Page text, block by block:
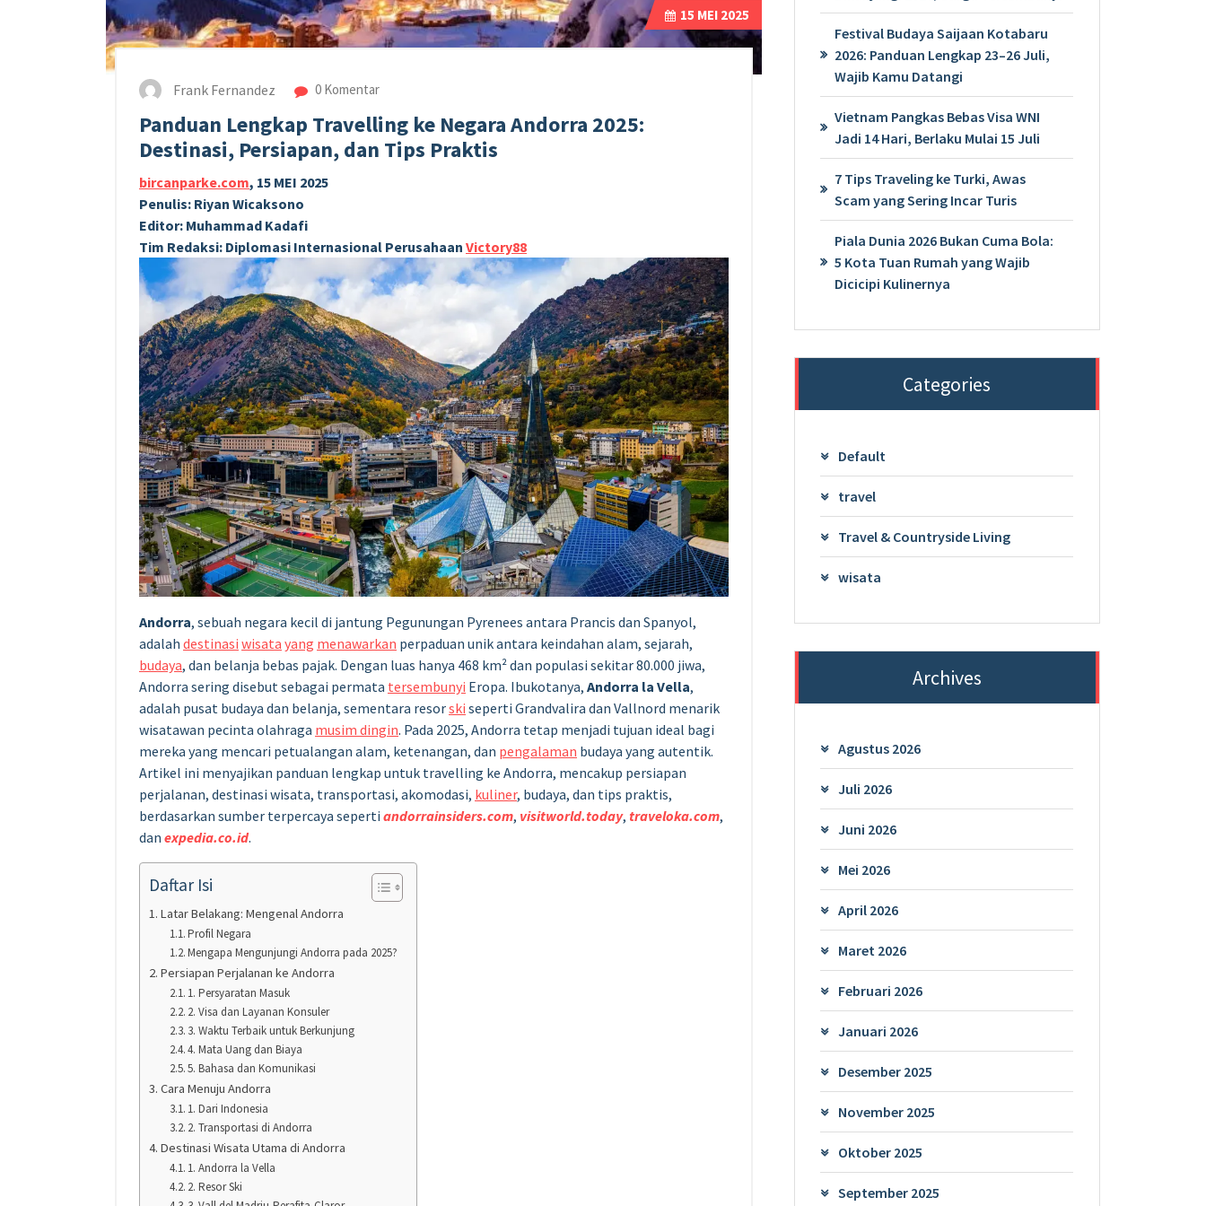
15 MEI 2025
Frank Fernandez 0 Komentar
Panduan Lengkap Travelling ke Negara Andorra 2025:
Destinasi, Persiapan, dan Tips Praktis
bircanparke.com, 15 MEI 2025
Penulis: Riyan Wicaksono
Editor: Muhammad Kadafi
Tim Redaksi: Diplomasi Internasional Perusahaan Victory88
Andorra, sebuah negara kecil di jantung Pegunungan Pyrenees antara Prancis dan Spanyol,
adalah destinasi wisata yang menawarkan perpaduan unik antara keindahan alam, sejarah,
budaya, dan belanja bebas pajak. Dengan luas hanya 468 km² dan populasi sekitar 80.000 jiwa,
Andorra sering disebut sebagai permata tersembunyi Eropa. Ibukotanya, Andorra la Vella,
adalah pusat budaya dan belanja, sementara resorski seperti Grandvalira dan Vallnord menarik
wisatawan pecinta olahraga musim dingin. Pada 2025, Andorra tetap menjadi tujuan ideal bagi
mereka yang mencari petualangan alam, ketenangan, dan pengalaman budaya yang autentik.
Artikel ini menyajikan panduan lengkap untuk travelling ke Andorra, mencakup persiapan
perjalanan, destinasi wisata, transportasi, akomodasi, kuliner, budaya, dan tips praktis,
berdasarkan sumber terpercaya seperti andorrainsiders.com, visitworld.today, traveloka.com,
dan expedia.co.id.
Daftar Isi
Latar Belakang: Mengenal Andorra
Profil Negara
Mengapa Mengunjungi Andorra pada 2025?
Persiapan Perjalanan ke Andorra
1. Persyaratan Masuk
2. Visa dan Layanan Konsuler
3. Waktu Terbaik untuk Berkunjung
4. Mata Uang dan Biaya
5. Bahasa dan Komunikasi
Cara Menuju Andorra
1. Dari Indonesia
2. Transportasi di Andorra
Destinasi Wisata Utama di Andorra
1. Andorra la Vella
2. Resor Ski
Festival Budaya Saijaan Kotabaru
2026: Panduan Lengkap 23–26 Juli,
Wajib Kamu Datangi
Vietnam Pangkas Bebas Visa WNI
Jadi 14 Hari, Berlaku Mulai 15 Juli
7 Tips Traveling ke Turki, Awas
Scam yang Sering Incar Turis
Piala Dunia 2026 Bukan Cuma Bola:
5 Kota Tuan Rumah yang Wajib
Dicicipi Kulinernya
Categories
Default
travel
Travel & Countryside Living
wisata
Archives
Agustus 2026
Juli 2026
Juni 2026
Mei 2026
April 2026
Maret 2026
Februari 2026
Januari 2026
Desember 2025
November 2025
Oktober 2025
September 2025